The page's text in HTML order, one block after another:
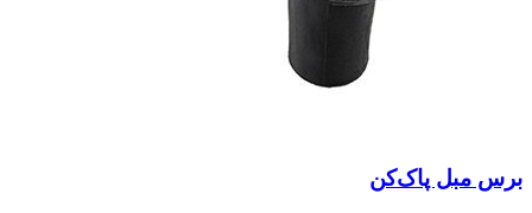
برس مبل پاک‌کن